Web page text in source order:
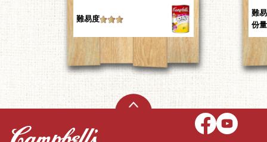
難易度
難
份量